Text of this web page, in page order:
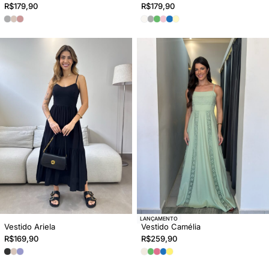
R$179,90
R$179,90
Vestido Ariela
R$169,90
LANÇAMENTO
Vestido Camélia
R$259,90